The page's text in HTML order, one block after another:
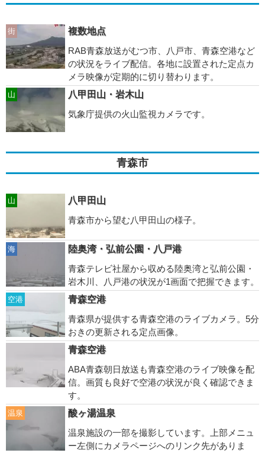
街
複数地点
RAB青森放送がむつ市、八戸市、青森空港など
の状況をライブ配信。各地に設置された定点カ
メラ映像が定期的に切り替わります。
山
八甲田山・岩木山
気象庁提供の火山監視カメラです。
青森市
山
八甲田山
青森市から望む八甲田山の様子。
海
陸奥湾・弘前公園・八戸港
青森テレビ社屋から収める陸奥湾と弘前公園・
岩木川、八戸港の状況が1画面で把握できます。
空港
青森空港
青森県が提供する青森空港のライブカメラ。5分
おきの更新される定点画像。
青森空港
ABA青森朝日放送も青森空港のライブ映像を配
信。画質も良好で空港の状況が良く確認できま
す。
温泉
酸ヶ湯温泉
温泉施設の一部を撮影しています。上部メニュ
ー左側にカメラページへのリンク先がありま